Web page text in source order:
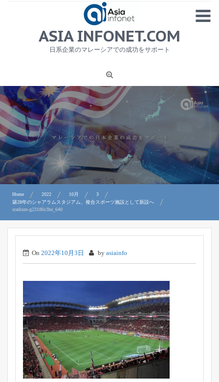
MENU
1
ニュース
労務サービス
プライバシーポリシー及び著作権について
お問合せ
ASIA INFONET.COM
日系企業のマレーシアでの成功をサポート
Home 2022 10月
3
築28年のシャアラムスタジアム、複合スポーツ施設として新設へ
stadium-g23186c3be_640
On 2022年10月3日 by asiainfo